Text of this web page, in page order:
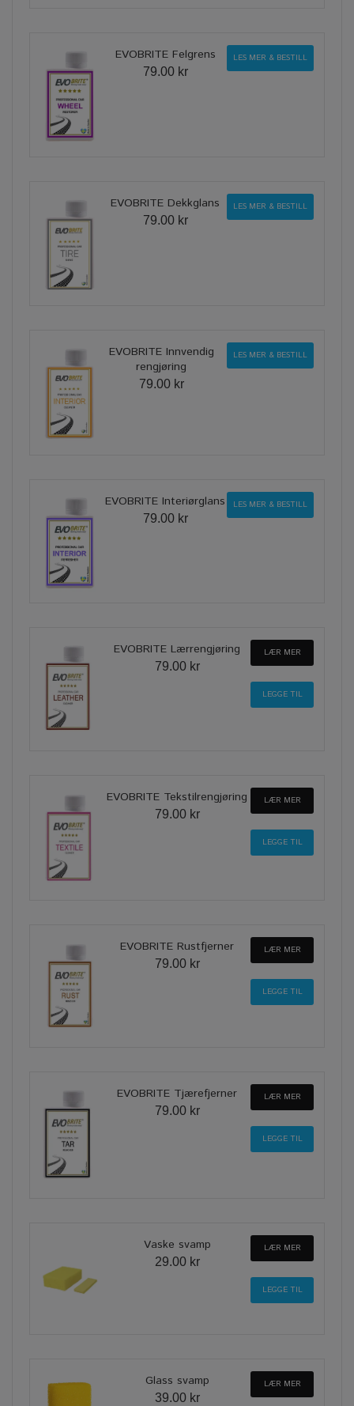
EVOBRITE Felgrens
79.00 kr
LES MER & BESTILL
EVOBRITE Dekkglans
79.00 kr
LES MER & BESTILL
EVOBRITE Innvendig
rengjøring
79.00 kr
LES MER & BESTILL
EVOBRITE Interiørglans
79.00 kr
LES MER & BESTILL
EVOBRITE Lærrengjøring
79.00 kr
LÆR MER
EVOBRITE Tekstilrengjøring
79.00 kr
LÆR MER
EVOBRITE Rustfjerner
79.00 kr
LÆR MER
EVOBRITE Tjærefjerner
79.00 kr
LÆR MER
Vaske svamp
29.00 kr
LÆR MER
Glass svamp
39.00 kr
LÆR MER